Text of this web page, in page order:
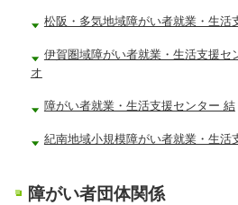
松阪・多気地域障がい者就業・生活
伊賀圏域障がい者就業・生活支援セ
オ
障がい者就業・生活支援センター 結
紀南地域小規模障がい者就業・生活
障がい者団体関係